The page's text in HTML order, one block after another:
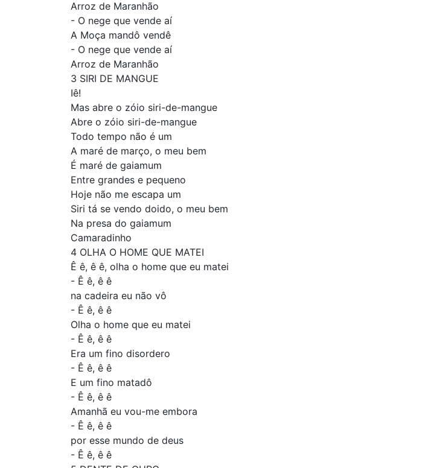
Arroz de Maranhão
- O nege que vende aí
A Moça mandô vendê
- O nege que vende aí
Arroz de Maranhão
3 SIRI DE MANGUE
Iê!
Mas abre o zóio siri-de-mangue
Abre o zóio siri-de-mangue
Todo tempo não é um
A maré de março, o meu bem
É maré de gaiamum
Entre grandes e pequeno
Hoje não me escapa um
Siri tá se vendo doido, o meu bem
Na presa do gaiamum
Camaradinho
4 OLHA O HOME QUE MATEI
Ê ê, ê ê, olha o home que eu matei
- Ê ê, ê ê
na cadeira eu não vô
- Ê ê, ê ê
Olha o home que eu matei
- Ê ê, ê ê
Era um fino disordero
- Ê ê, ê ê
E um fino matadô
- Ê ê, ê ê
Amanhã eu vou-me embora
- Ê ê, ê ê
por esse mundo de deus
- Ê ê, ê ê